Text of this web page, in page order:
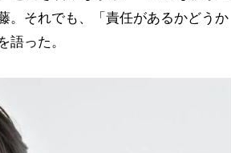
。それでも、「責任があるかどうか
った。